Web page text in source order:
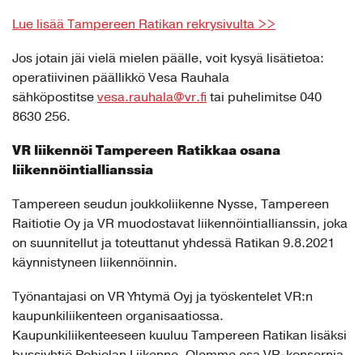
Lue lisää Tampereen Ratikan rekrysivulta >>
Jos jotain jäi vielä mielen päälle, voit kysyä lisätietoa:
operatiivinen päällikkö Vesa Rauhala
sähköpostitse vesa.rauhala@vr.fi tai puhelimitse 040
8630 256.
VR liikennöi Tampereen Ratikkaa osana
liikennöintiallianssia
Tampereen seudun joukkoliikenne Nysse, Tampereen
Raitiotie Oy ja VR muodostavat liikennöintiallianssin, joka
on suunnitellut ja toteuttanut yhdessä Ratikan 9.8.2021
käynnistyneen liikennöinnin.
Työnantajasi on VR Yhtymä Oyj ja työskentelet VR:n
kaupunkiliikenteen organisaatiossa.
Kaupunkiliikenteeseen kuuluu Tampereen Ratikan lisäksi